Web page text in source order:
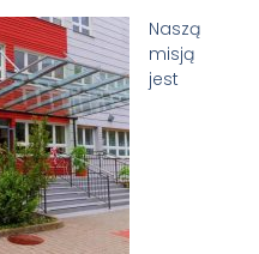
Naszą
misją
jest